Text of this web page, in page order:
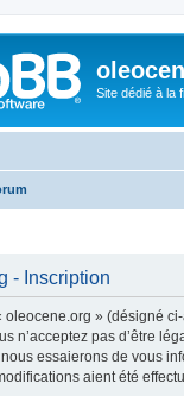
Site dédié à la
- Inscription
oleocene.org » (désigné
n’acceptez pas d’être
essaierons de vous
aient été